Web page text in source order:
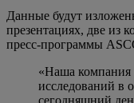
Данные будут
презентациях, две из
пресс-программы
«Наша
исследований в
сегодняшний